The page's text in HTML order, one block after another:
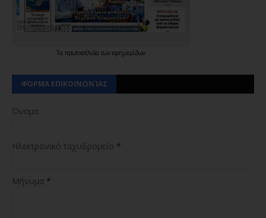
Τα πρωτοσέλιδα των εφημερίδων
ΦΌΡΜΑ ΕΠΙΚΟΙΝΩΝΊΑΣ
Όνομα
Ηλεκτρονικό ταχυδρομείο *
Μήνυμα *